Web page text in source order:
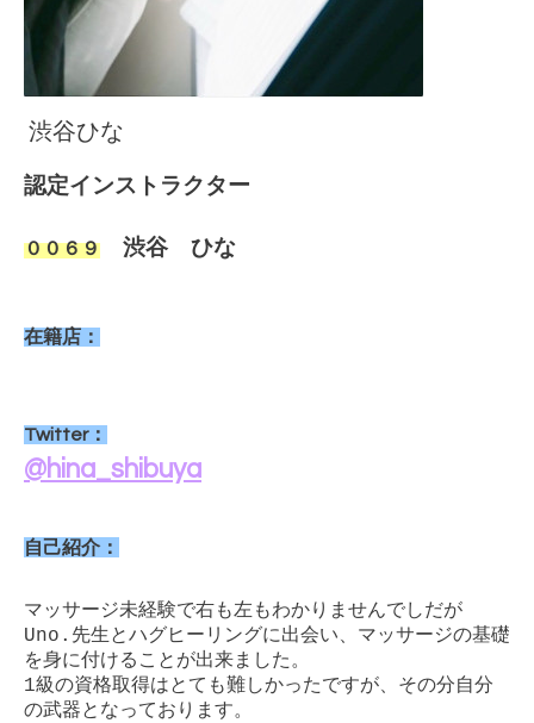
渋谷ひな
認定インストラクター
００６９ 渋谷 ひな
在籍店：
Twitter：
@hina_shibuya
自己紹介：
マッサージ未経験で右も左もわかりませんでしだが
Uno.先生とハグヒーリングに出会い、マッサージの基礎
を身に付けることが出来ました。
1級の資格取得はとても難しかったですが、その分自分
の武器となっております。